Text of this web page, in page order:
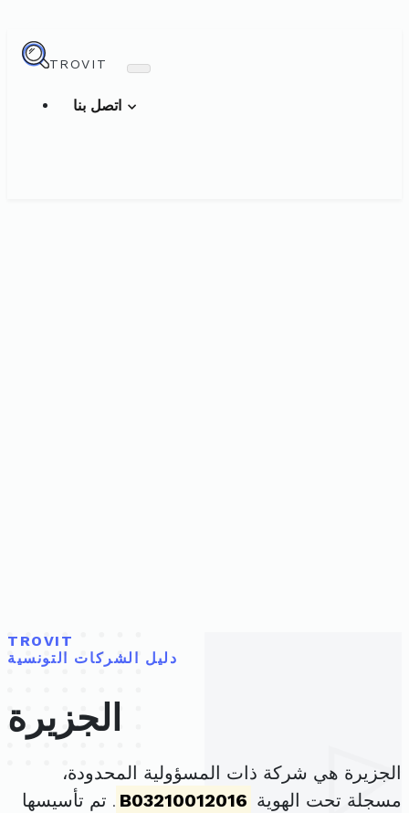
TROVIT
TROVIT
دليل الشركات التونسية
الجزيرة
الجزيرة هي شركة ذات المسؤولية المحدودة،
مسجلة تحت الهوية B03210012016 . تم تأسيسها